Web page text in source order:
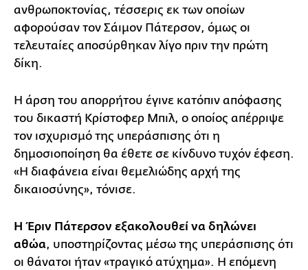
ανθρωποκτονίας, τέσσερις εκ των οποίων
αφορούσαν τον Σάιμον Πάτερσον, όμως οι
τελευταίες αποσύρθηκαν λίγο πριν την πρώτη
δίκη.
Η άρση του απορρήτου έγινε κατόπιν απόφασης
του δικαστή Κρίστοφερ Μπιλ, ο οποίος απέρριψε
τον ισχυρισμό της υπεράσπισης ότι η
δημοσιοποίηση θα έθετε σε κίνδυνο τυχόν έφεση.
«Η διαφάνεια είναι θεμελιώδης αρχή της
δικαιοσύνης», τόνισε.
Η Έριν Πάτερσον εξακολουθεί να δηλώνει
αθώα, υποστηρίζοντας μέσω της υπεράσπισης ότι
οι θάνατοι ήταν «τραγικό ατύχημα». Η επόμενη